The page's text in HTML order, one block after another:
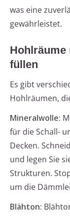
was eine
gewährleistet.
Hohlräume
füllen
Es gibt
Hohlräumen,
Mineralwolle:
für die Schall-
Decken.
und legen Sie
Strukturen.
um die
Blähton: